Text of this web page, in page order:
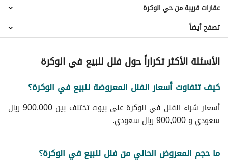
اراضي سكنية للبيع في حي الوكرة
عقارات للبيع في حي الوكرة
فلل حي سلطانة
فلل حي المعترض
فلل حي الحوية
فلل حي المضباع
فلل حي مثملة
فلل حي الخضيرة
فلل حي ريحة
فلل حي الواسط
فلل حي الواصلية
عقارات قريبة من حي الوكرة
تصفح أيضاً
الأسئلة الأكثر تكراراً حول فلل للبيع في الوكرة
كيف تتفاوت أسعار الفلل المعروضة للبيع في الوكرة؟
أسعار شراء الفلل في الوكرة على بيوت تختلف بين 900,000 ريال
سعودي و 900,000 ريال سعودي.
ما حجم المعروض الحالي من فلل للبيع في الوكرة؟